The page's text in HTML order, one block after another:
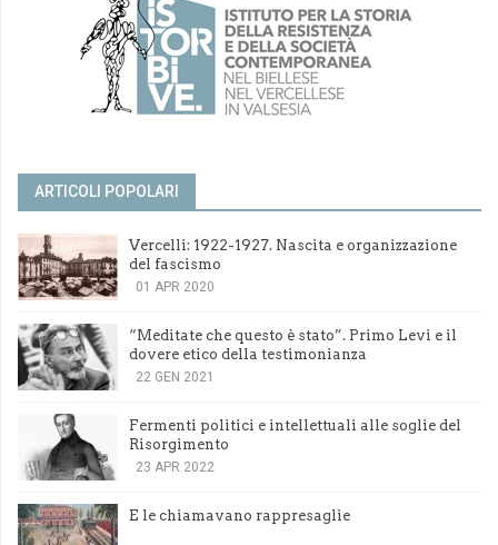
ARTICOLI POPOLARI
Vercelli: 1922-1927. Nascita e organizzazione
del fascismo
01 APR 2020
“Meditate che questo è stato”. Primo Levi e il
dovere etico della testimonianza
22 GEN 2021
Fermenti politici e intellettuali alle soglie del
Risorgimento
23 APR 2022
E le chiamavano rappresaglie